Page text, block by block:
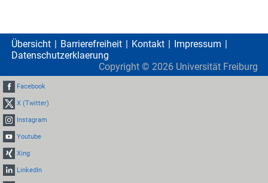
Übersicht Barrierefreiheit Kontakt
Impressum
Datenschutzerklaerung
Copyright © 2026 Universität Freiburg
Facebook
X (Twitter)
Instagram
Youtube
Xing
LinkedIn